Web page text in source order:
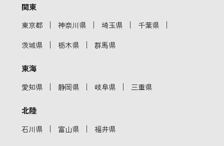
関東
東京都 ｜ 神奈川県 ｜ 埼玉県 ｜ 千葉県 ｜
茨城県 ｜ 栃木県 ｜ 群馬県
東海
愛知県 ｜ 静岡県 ｜ 岐阜県 ｜ 三重県
北陸
石川県 ｜ 富山県 ｜ 福井県